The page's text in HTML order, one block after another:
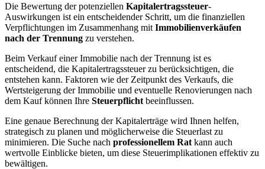
Die Bewertung der potenziellen Kapitalertragssteuer-
Auswirkungen ist ein entscheidender Schritt, um die finanziellen
Verpflichtungen im Zusammenhang mit Immobilienverkäufen
nach der Trennung zu verstehen.
Beim Verkauf einer Immobilie nach der Trennung ist es
entscheidend, die Kapitalertragssteuer zu berücksichtigen, die
entstehen kann. Faktoren wie der Zeitpunkt des Verkaufs, die
Wertsteigerung der Immobilie und eventuelle Renovierungen nach
dem Kauf können Ihre Steuerpflicht beeinflussen.
Eine genaue Berechnung der Kapitalerträge wird Ihnen helfen,
strategisch zu planen und möglicherweise die Steuerlast zu
minimieren. Die Suche nach professionellem Rat kann auch
wertvolle Einblicke bieten, um diese Steuerimplikationen effektiv zu
bewältigen.